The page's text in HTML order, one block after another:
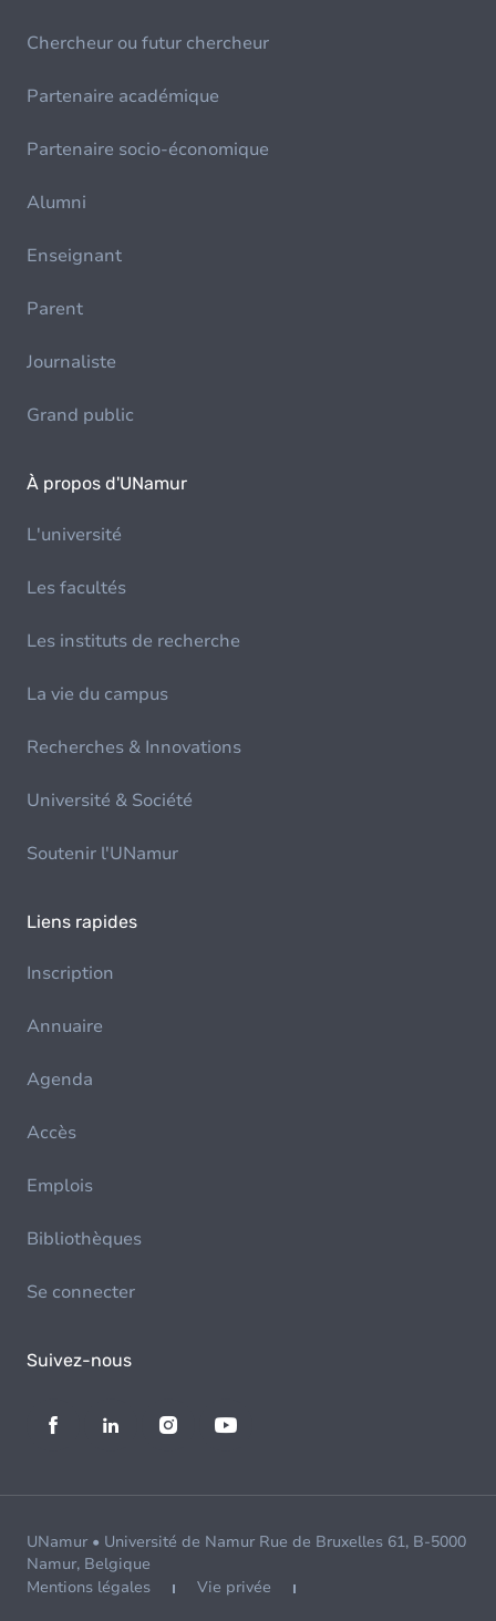
Chercheur ou futur chercheur
Partenaire académique
Partenaire socio-économique
Alumni
Enseignant
Parent
Journaliste
Grand public
À propos d'UNamur
L'université
Les facultés
Les instituts de recherche
La vie du campus
Recherches & Innovations
Université & Société
Soutenir l'UNamur
Liens rapides
Inscription
Annuaire
Agenda
Accès
Emplois
Bibliothèques
Se connecter
Suivez-nous
UNamur • Université de Namur Rue de Bruxelles 61, B-5000
Namur, Belgique
Mentions légales
Vie privée